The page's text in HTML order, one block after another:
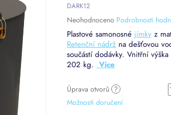
Úprava otvorů ?
Možnosti doručení
Plastové samonosné jímky z
Retenční nádrž na dešťovou
součástí dodávky. Vnitřní
202 kg.
DARK12
Průměrné
hodnocení
produktu
je
0,0
z
hvězdiček.
Neohodnoceno Podrobnosti